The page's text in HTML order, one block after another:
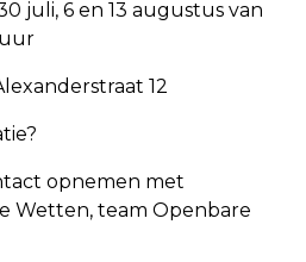
en 13 augustus van
12
opnemen met
Wetten, team Openbare